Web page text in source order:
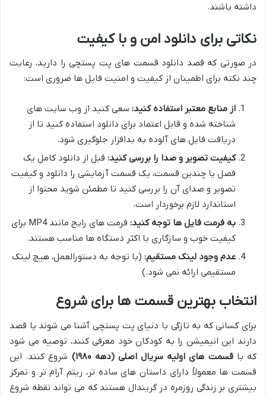
داشته باشند.
نکاتی برای دانلود امن و با کیفیت
در صورتی که قصد دانلود قسمت های پت پستچی را دارید، رعایت
چند نکته برای اطمینان از کیفیت و امنیت فایل ها ضروری است:
از منابع معتبر استفاده کنید: سعی کنید از وب سایت های
شناخته شده و قابل اعتماد برای دانلود استفاده کنید تا از
دریافت فایل های آلوده به بدافزار جلوگیری شود.
کیفیت تصویر و صدا را بررسی کنید: قبل از دانلود کامل یک
فصل یا چندین قسمت، یک قسمت آزمایشی را دانلود و کیفیت
تصویر و صدای آن را بررسی کنید تا مطمئن شوید محتوا از
استاندارد لازم برخوردار است.
به فرمت فایل ها توجه کنید:
فرمت های رایج مانند MP4 برای
کیفیت خوب و سازگاری با اکثر دستگاه ها مناسب هستند.
عدم وجود لینک مستقیم: (با توجه به دستورالعمل، هیچ لینک
مستقیمی ارائه نمی شود.)
انتخاب بهترین قسمت ها برای شروع
برای کسانی که به تازگی با دنیای پت پستچی آشنا می شوند یا قصد
دارند این انیمیشن را به کودکان خود معرفی کنند، توصیه می شود
که باقسمت های اولیه سریال اصلی (دهه ۱۹۸۰)
شروع کنند. این
قسمت ها معمولاً دارای داستان های ساده تر، ریتم آرام تر و تمرکز
بیشتری بر زندگی روزمره در گریندال هستند که می تواند نقطه شروع